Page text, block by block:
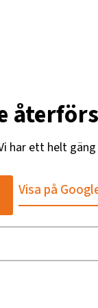
har ett helt
Visa på